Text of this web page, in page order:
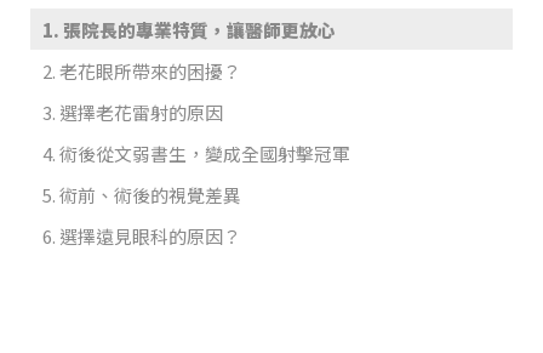
張院長的專業特質，讓醫師更放心
老花眼所帶來的困擾？
選擇老花雷射的原因
術後從文弱書生，變成全國射擊冠軍
術前、術後的視覺差異
選擇遠見眼科的原因？